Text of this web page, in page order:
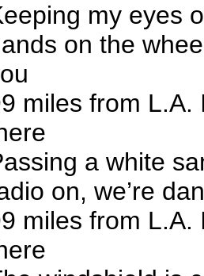
my eyes
on the
miles from L.A.
a white
on, we’re
miles from L.A.